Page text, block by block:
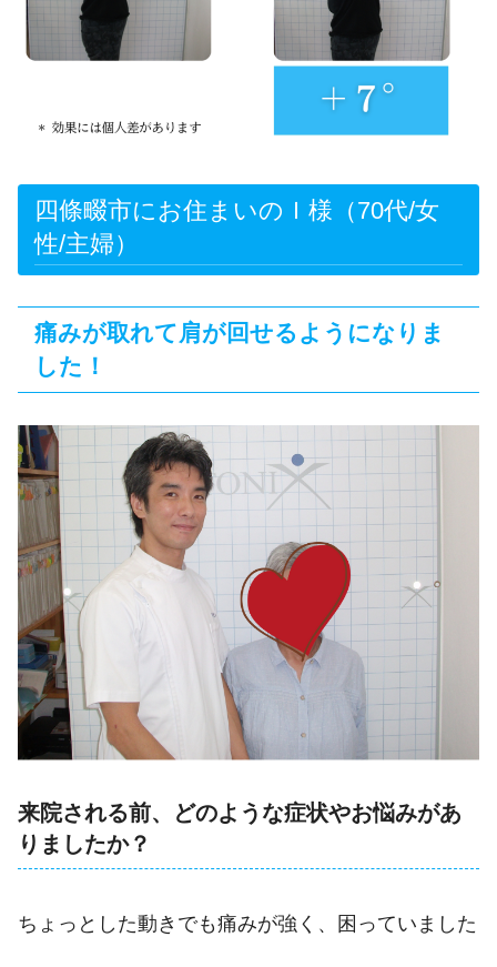
四條畷市にお住まいのＩ様（70代/女
性/主婦）
痛みが取れて肩が回せるようになりま
した！
来院される前、どのような症状やお悩みがあ
りましたか？
ちょっとした動きでも痛みが強く、困っていました